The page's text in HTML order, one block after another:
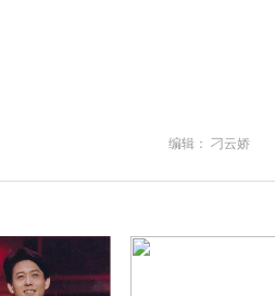
编辑： 刁云娇